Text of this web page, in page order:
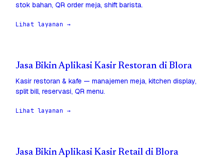
stok bahan, QR order meja, shift barista.
Lihat layanan →
Jasa Bikin Aplikasi Kasir Restoran di Blora
Kasir restoran & kafe — manajemen meja, kitchen display,
split bill, reservasi, QR menu.
Lihat layanan →
Jasa Bikin Aplikasi Kasir Retail di Blora